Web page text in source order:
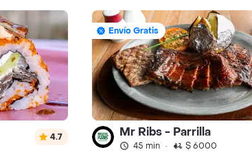
4.7
Envío Gratis
Mr Ribs - Parrilla
45 min · $ 6000